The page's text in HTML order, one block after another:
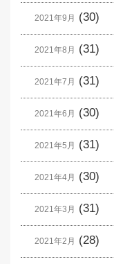
2021年9月 (30)
2021年8月 (31)
2021年7月 (31)
2021年6月 (30)
2021年5月 (31)
2021年4月 (30)
2021年3月 (31)
2021年2月 (28)